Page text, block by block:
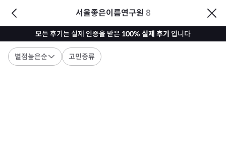
서울좋은이름연구원 8
모든 후기는 실제 인증을 받은 100% 실제 후기 입니다
별점높은순 고민종류